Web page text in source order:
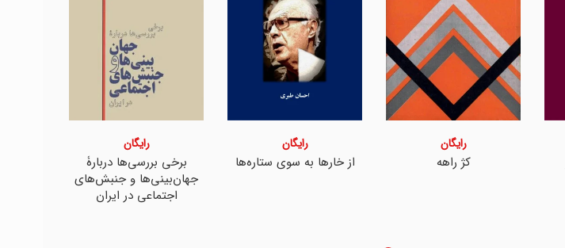
کژ راهه
رایگان
از خارها به سوی ستاره‌ها
رایگان
برخی بررسی‌ها دربارۀ
جهان‌بینی‌ها و جنبش‌های
اجتماعی در ایران
رایگان